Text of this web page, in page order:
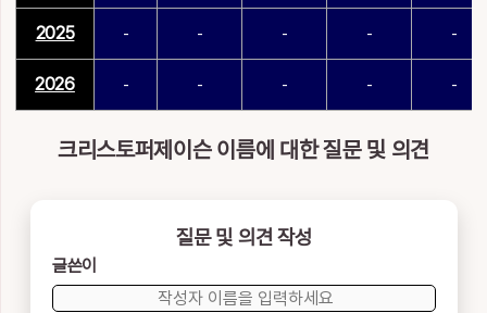
2025 - - - - -
2026 - - - - -
크리스토퍼제이슨 이름에 대한 질문 및 의견
질문 및 의견 작성
글쓴이